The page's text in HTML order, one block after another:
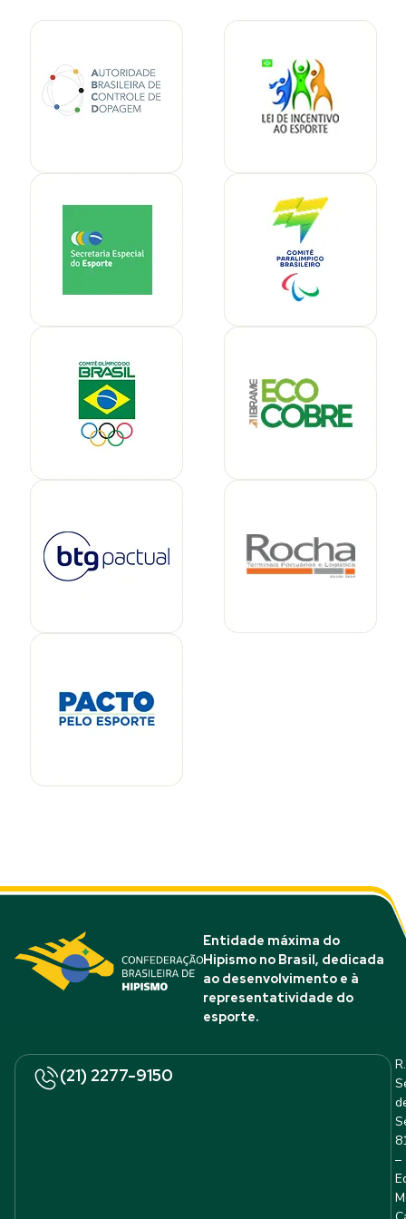
Entidade máxima do
Hipismo no Brasil, dedicada
ao desenvolvimento e à
representatividade do
esporte.
(21) 2277-9150
R.
–